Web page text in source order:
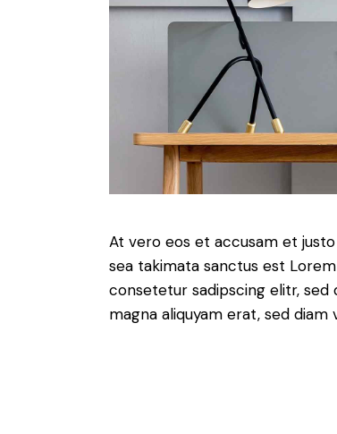
At vero eos et accusam et
sea takimata sanctus est
consetetur sadipscing elitr,
magna aliquyam erat, sed